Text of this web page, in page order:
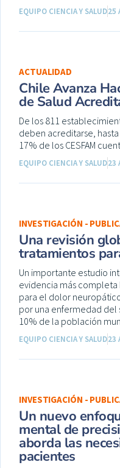
EQUIPO CIENCIA Y SALUD25
ACTUALIDAD
Chile Avanza
de Salud
De los 811
deben acreditarse,
17% de los CESFAM
EQUIPO CIENCIA Y SALUD23
INVESTIGACIÓN -
Una revisión
tratamientos
Un importante estudio
evidencia más
para el dolor
por una enfermedad del
10% de la población
EQUIPO CIENCIA Y SALUD23
INVESTIGACIÓN -
Un nuevo
mental de
aborda las
pacientes